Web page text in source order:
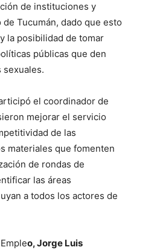
de instituciones y
Tucumán, dado que esto
la posibilidad de tomar
públicas que den
sexuales.
el coordinador de
mejorar el servicio
de las
materiales que fomenten
de rondas de
las áreas
a todos los actores de
o, Jorge Luis